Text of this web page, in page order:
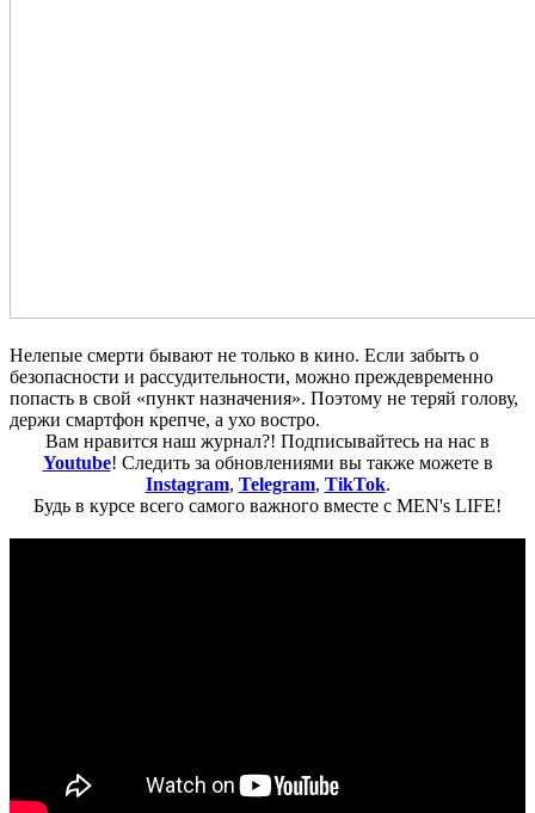
Нелепые смерти бывают не только в кино. Если забыть о
безопасности и рассудительности, можно преждевременно
попасть в свой «пункт назначения». Поэтому не теряй голову,
держи смартфон крепче, а ухо востро.
Вам нравится наш журнал?! Подписывайтесь на нас в
Youtube! Следить за обновлениями вы также можете в
Instagram, Telegram, TikTok.
Будь в курсе всего самого важного вместе с MEN's LIFE!